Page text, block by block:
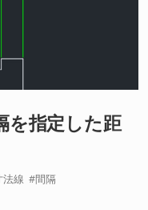
を指定した距
法線 間隔